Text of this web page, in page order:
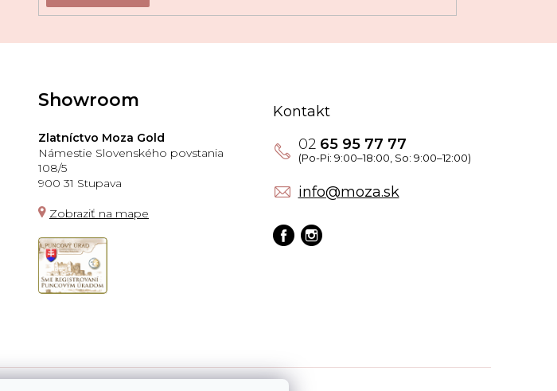
Showroom
Zlatníctvo Moza Gold
Námestie Slovenského povstania
108/5
900 31 Stupava
Zobraziť na mape
Kontakt
info@moza.sk
0265 95 77 77